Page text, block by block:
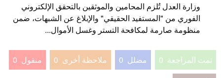
وزارة العدل تُلزم المحامين والموثقين بالتحقق الإلكتروني
الفوري من "المستفيد الحقيقي" والإبلاغ عن الشبهات، ضمن
منظومة صارمة لمكافحة التستر وغسل الأموال...
تمت المراجعة 0 مضلل 0 ملاحظة أخرى 0 منقول 0